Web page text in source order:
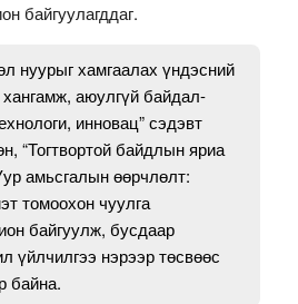
байгуулагддаг.
нуурыг хамгаалах үндэсний
хангамж, аюулгүй байдал-
инновац” сэдэвт
“Тогтвортой байдлын яриа
амьсгалын өөрчлөлт:
томоохон чуулга
байгуулж, бусдаар
үйлчилгээ нэрээр төсвөөс
байна.